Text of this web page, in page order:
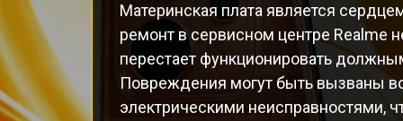
Материнская плата является
ремонт в сервисном центре Realme
перестает функционировать
Повреждения могут быть вызваны
электрическими неисправностями,